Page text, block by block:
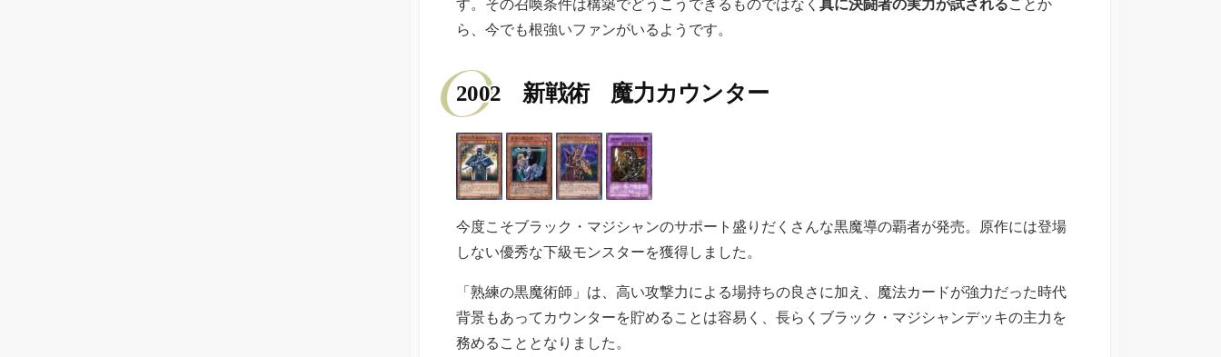
す。その召喚条件は構築でどうこうできるものではなく 真に決闘者の実力が試されることか
ら、今でも根強いファンがいるようです。
2002 新戦術 魔力カウンター
今度こそブラック・マジシャンのサポート盛りだくさんな黒魔導の覇者が発売。原作には登場
しない優秀な下級モンスターを獲得しました。
「熟練の黒魔術師」は、高い攻撃力による場持ちの良さに加え、魔法カードが強力だった時代
背景もあってカウンターを貯めることは容易く、長らくブラック・マジシャンデッキの主力を
務めることとなりました。